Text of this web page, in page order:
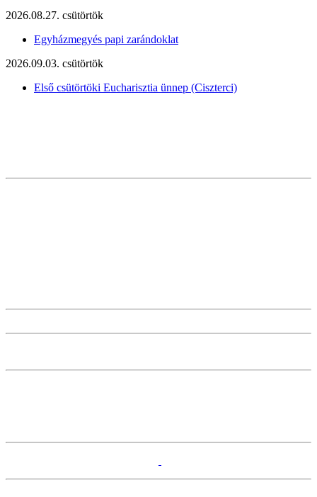
2026.08.27. csütörtök
Egyházmegyés papi zarándoklat
2026.09.03. csütörtök
Első csütörtöki Eucharisztia ünnep (Ciszterci)